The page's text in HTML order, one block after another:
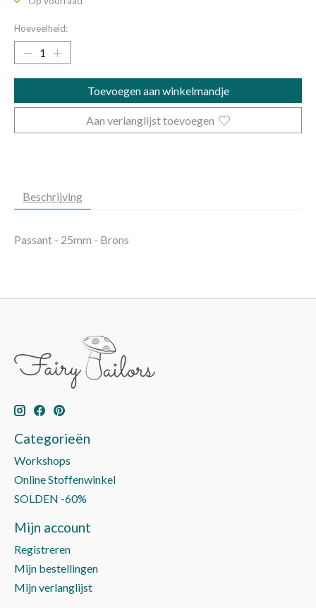
Hoeveelheid:
Toevoegen aan winkelmandje
Aan verlanglijst toevoegen
Beschrijving
Passant - 25mm - Brons
Categorieën
Workshops
Online Stoffenwinkel
SOLDEN -60%
Mijn account
Registreren
Mijn bestellingen
Mijn verlanglijst